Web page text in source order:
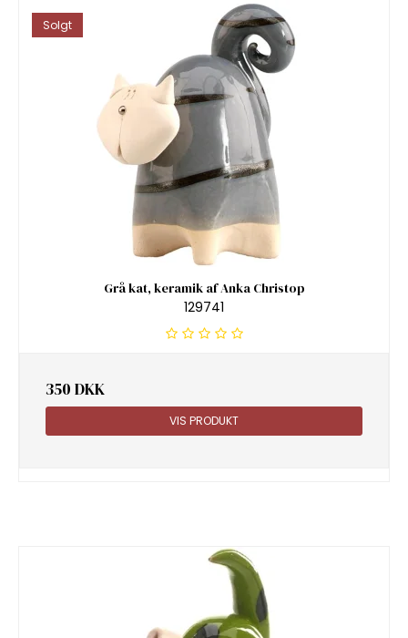
Solgt
Grå kat, keramik af Anka Christop
129741
350 DKK
VIS PRODUKT